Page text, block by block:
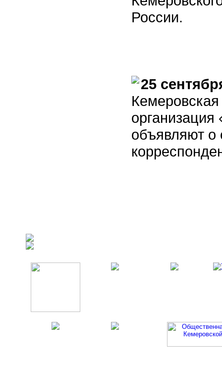
России.
25
организация
объявляют о